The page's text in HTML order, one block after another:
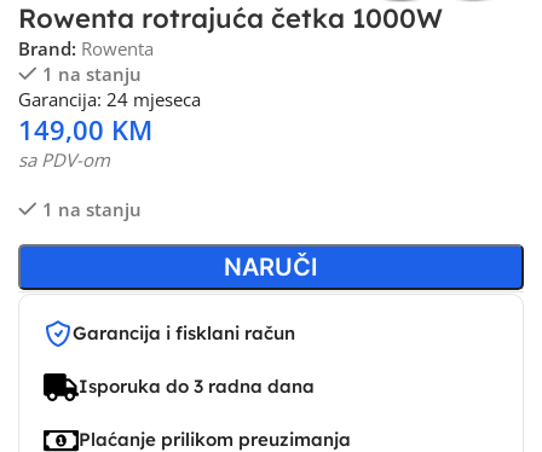
Rowenta rotrajuća četka 1000W
Brand: Rowenta
1 na stanju
Garancija: 24 mjeseca
149,00 KM
sa PDV-om
1 na stanju
NARUČI
Garancija i fisklani račun
Isporuka do 3 radna dana
Plaćanje prilikom preuzimanja